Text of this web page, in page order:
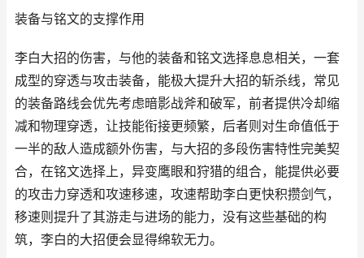
装备与铭文的支撑作用
李白大招的伤害，与他的装备和铭文选择息息相关，一套
成型的穿透与攻击装备，能极大提升大招的斩杀线，常见
的装备路线会优先考虑暗影战斧和破军，前者提供冷却缩
减和物理穿透，让技能衔接更频繁，后者则对生命值低于
一半的敌人造成额外伤害，与大招的多段伤害特性完美契
合，在铭文选择上，异变鹰眼和狩猎的组合，能提供必要
的攻击力穿透和攻速移速，攻速帮助李白更快积攒剑气，
移速则提升了其游走与进场的能力，没有这些基础的构
筑，李白的大招便会显得绵软无力。